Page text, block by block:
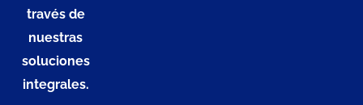
través de
nuestras
soluciones
integrales.